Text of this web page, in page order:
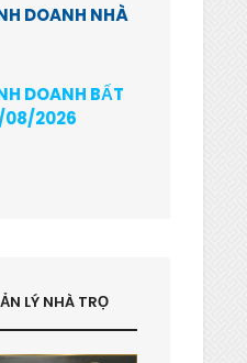
DOANH NHÀ
DOANH BẤT
08/2026
LÝ NHÀ TRỌ